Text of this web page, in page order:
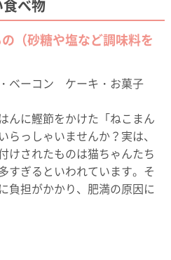
べ物
（砂糖や塩など調味料を
ベーコン ケーキ・お菓子
んに鰹節をかけた「ねこまん
っしゃいませんか？実は、
けされたものは猫ちゃんたち
すぎるといわれています。そ
負担がかかり、肥満の原因に